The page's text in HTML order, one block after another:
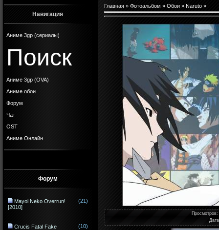
Навигация
Аниме 3gp (сериалы)
Поиск
Аниме 3gp (OVA)
Аниме обои
Форум
Чат
OST
Аниме Онлайн
Форум
Mayoi Neko Overrun!
[2010]
(21)
Crucis Fatal Fake (10)
Главная » Фотоальбом » Обои » Naruto »
Просмотров:
Дата